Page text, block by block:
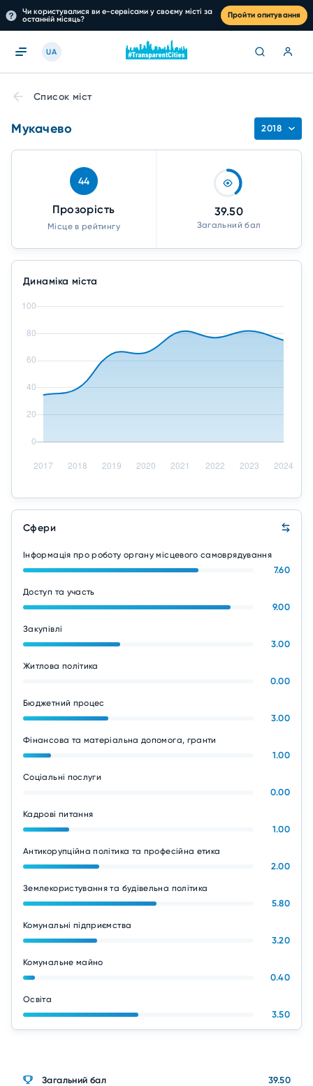
Чи користувалися ви е-сервісами у своєму місті за
останній місяць?
Пройти опитування
UA
Список міст
Мукачево 2018
44
Прозорість
Місце в рейтингу
39.50
Загальний бал
Динаміка міста
Сфери
Інформація про роботу органу місцевого самоврядування
7.60
Доступ та участь
9.00
Закупівлі
3.00
Житлова політика
0.00
Бюджетний процес
3.00
Фінансова та матеріальна допомога, гранти
1.00
Соціальні послуги
0.00
Кадрові питання
1.00
Антикорупційна політика та професійна етика
2.00
Землекористування та будівельна політика
5.80
Комунальні підприємства
3.20
Комунальне майно
0.40
Освіта
3.50
Загальний бал 39.50